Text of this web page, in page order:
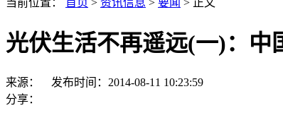
当前位置：
首页 > 资讯信息 > 要闻 > 正文
光伏生活不再遥远(一)：中
来源：
发布时间：2014-08-11 10:23:59
分享：